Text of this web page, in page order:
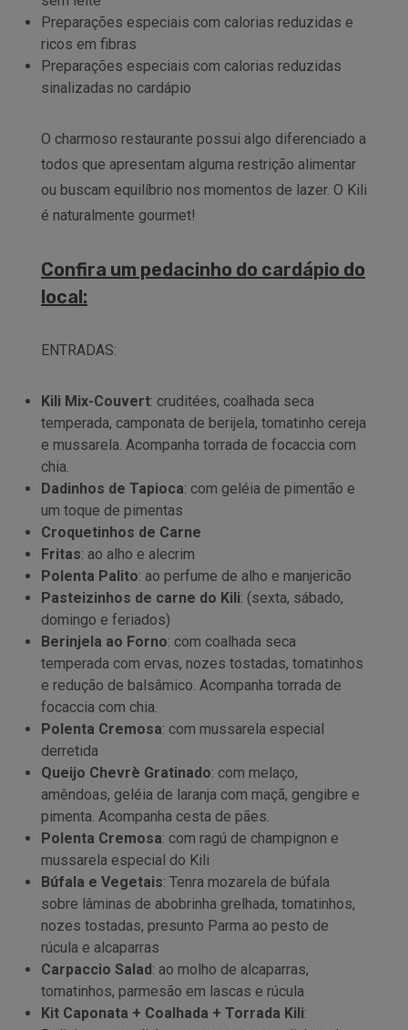
Preparações especiais com calorias reduzidas e
ricos em fibras
Preparações especiais com calorias reduzidas
sinalizadas no cardápio
O charmoso restaurante possui algo diferenciado a
todos que apresentam alguma restrição alimentar
ou buscam equilíbrio nos momentos de lazer. O Kili
é naturalmente gourmet!
Confira um pedacinho do cardápio do
local:
ENTRADAS:
Kili Mix-Couvert: cruditées, coalhada seca
temperada, camponata de berijela, tomatinho cereja
e mussarela. Acompanha torrada de focaccia com
chia.
Dadinhos de Tapioca: com geléia de pimentão e
um toque de pimentas
Croquetinhos de Carne
Fritas: ao alho e alecrim
Polenta Palito: ao perfume de alho e manjericão
Pasteizinhos de carne do Kili: (sexta, sábado,
domingo e feriados)
Berinjela ao Forno: com coalhada seca
temperada com ervas, nozes tostadas, tomatinhos
e redução de balsâmico. Acompanha torrada de
focaccia com chia.
Polenta Cremosa: com mussarela especial
derretida
Queijo Chevrè Gratinado: com melaço,
amêndoas, geléia de laranja com maçã, gengibre e
pimenta. Acompanha cesta de pães.
Polenta Cremosa: com ragú de champignon e
mussarela especial do Kili
Búfala e Vegetais: Tenra mozarela de búfala
sobre lâminas de abobrinha grelhada, tomatinhos,
nozes tostadas, presunto Parma ao pesto de
rúcula e alcaparras
Carpaccio Salad: ao molho de alcaparras,
tomatinhos, parmesão em lascas e rúcula
Kit Caponata + Coalhada + Torrada Kili: